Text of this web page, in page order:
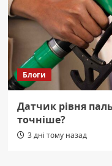
Блоги
Датчик рівня
точніше?
3 дні тому назад